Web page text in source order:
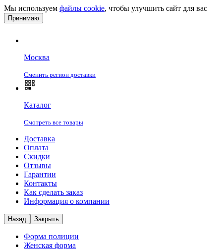
Мы используем файлы cookie, чтобы улучшить сайт для вас
Принимаю
Москва
Сменить регион доставки
Каталог
Смотреть все товары
Доставка
Оплата
Скидки
Отзывы
Гарантии
Контакты
Как сделать заказ
Информация о компании
Назад Закрыть
Форма полиции
Женская форма